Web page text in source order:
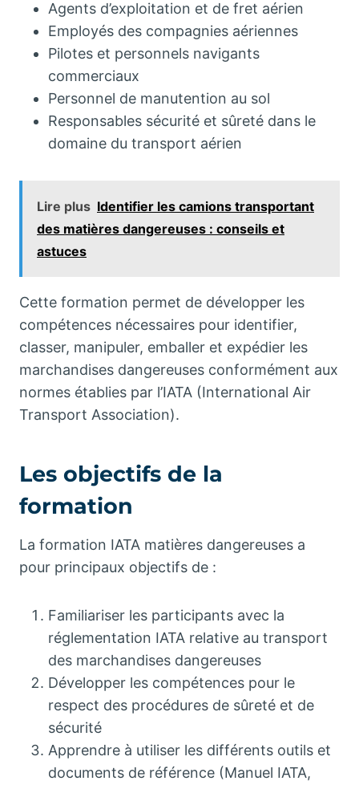
Agents d’exploitation et de fret aérien
Employés des compagnies aériennes
Pilotes et personnels navigants
commerciaux
Personnel de manutention au sol
Responsables sécurité et sûreté dans le
domaine du transport aérien
Lire plus Identifier les camions transportant
des matières dangereuses : conseils et
astuces
Cette formation permet de développer les
compétences nécessaires pour identifier,
classer, manipuler, emballer et expédier les
marchandises dangereuses conformément aux
normes établies par l’IATA (International Air
Transport Association).
Les objectifs de la
formation
La formation IATA matières dangereuses a
pour principaux objectifs de :
Familiariser les participants avec la
réglementation IATA relative au transport
des marchandises dangereuses
Développer les compétences pour le
respect des procédures de sûreté et de
sécurité
Apprendre à utiliser les différents outils et
documents de référence (Manuel IATA,